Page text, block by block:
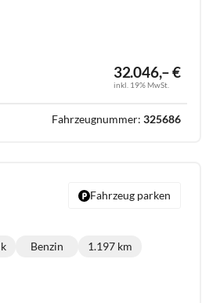
32.046,– €
inkl. 19% MwSt.
Fahrzeugnummer: 325686
Benzin 1.197 km
Fahrzeug parken